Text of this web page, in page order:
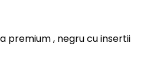
premium , negru cu insertii